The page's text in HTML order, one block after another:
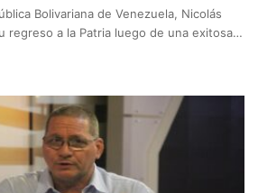
Bolivariana de Venezuela, Nicolás
regreso a la Patria luego de una exitosa…